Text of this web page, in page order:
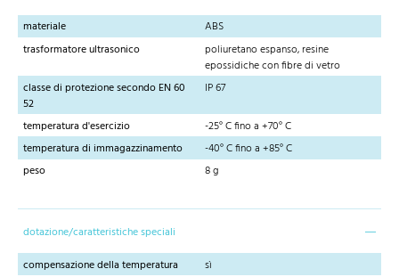
materiale
ABS
trasformatore ultrasonico
poliuretano espanso, resine
epossidiche con fibre di vetro
classe di protezione secondo EN 60
52
IP 67
temperatura d'esercizio
-25° C fino a +70° C
temperatura di immagazzinamento
-40° C fino a +85° C
peso
8 g
dotazione/caratteristiche speciali
compensazione della temperatura
sì